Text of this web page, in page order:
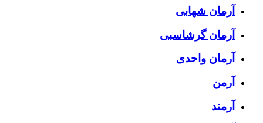
آرمان شهابی
آرمان گرشاسبی
آرمان واحدی
آرمن
آرمند